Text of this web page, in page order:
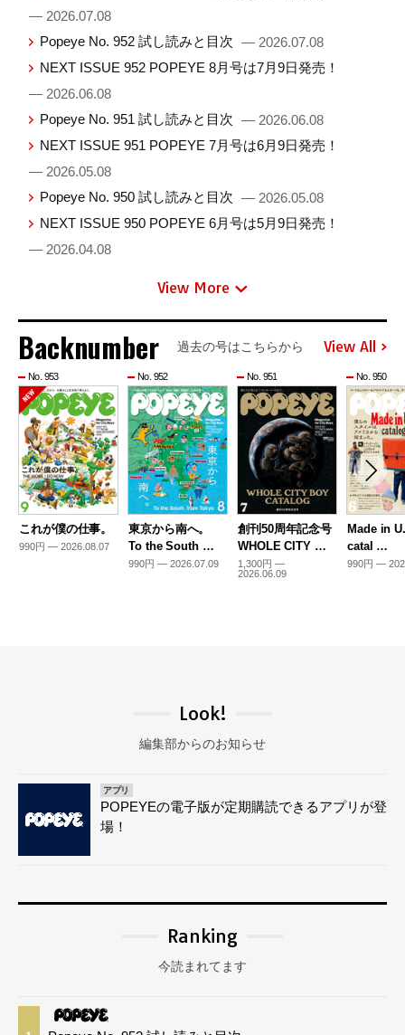
— 2026.07.08
Popeye No. 952 試し読みと目次 — 2026.07.08
NEXT ISSUE 952 POPEYE 8月号は7月9日発売！
— 2026.06.08
Popeye No. 951 試し読みと目次 — 2026.06.08
NEXT ISSUE 951 POPEYE 7月号は6月9日発売！
— 2026.05.08
Popeye No. 950 試し読みと目次 — 2026.05.08
NEXT ISSUE 950 POPEYE 6月号は5月9日発売！
— 2026.04.08
View More
Backnumber 過去の号はこちらから View All
No. 953
これが僕の仕事。
990円 — 2026.08.07
No. 952
東京から南へ。
To the South …
990円 — 2026.07.09
No. 951
創刊50周年記念号
WHOLE CITY …
1,300円 —
2026.06.09
No. 950
Made in
catal …
990円 —
Look!
編集部からのお知らせ
アプリ
POPEYEの電子版が定期購読できるアプリが登
場！
Ranking
今読まれてます